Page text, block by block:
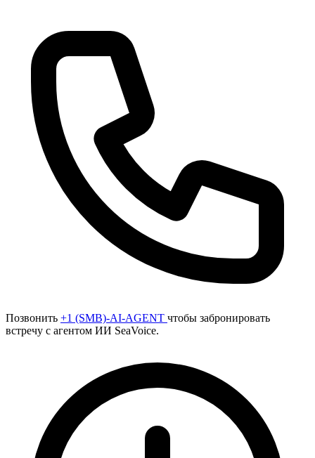
Позвонить +1 (SMB)-AI-AGENT чтобы забронировать
встречу с агентом ИИ SeaVoice.